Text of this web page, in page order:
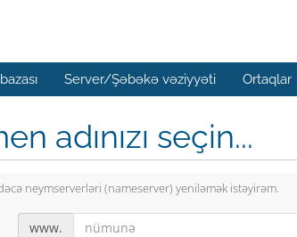
Server/Şəbəkə vəziyyəti Ortaqlar
adınızı seçin...
neymserverləri (nameserver) yeniləmək istəyirəm.
www.